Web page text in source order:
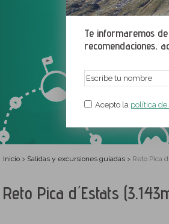
Te informaremos
recomendaciones,
Acepto la política
Inicio > Salidas y excursiones guiadas > Reto Pica
Reto Pica d´Estats